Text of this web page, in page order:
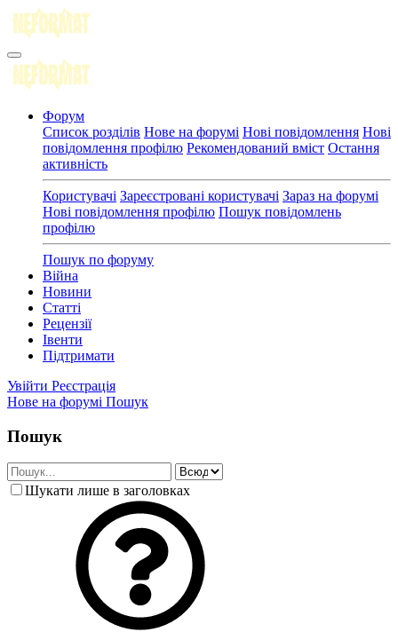
Форум
Список розділів Нове на форумі Нові повідомлення Нові
повідомлення профілю Рекомендований вміст Остання
активність
Користувачі Зареєстровані користувачі Зараз на форумі
Нові повідомлення профілю Пошук повідомлень
профілю
Пошук по форуму
Війна
Новини
Статті
Рецензії
Івенти
Підтримати
Увійти Реєстрація
Нове на форумі Пошук
Пошук
Шукати лише в заголовках